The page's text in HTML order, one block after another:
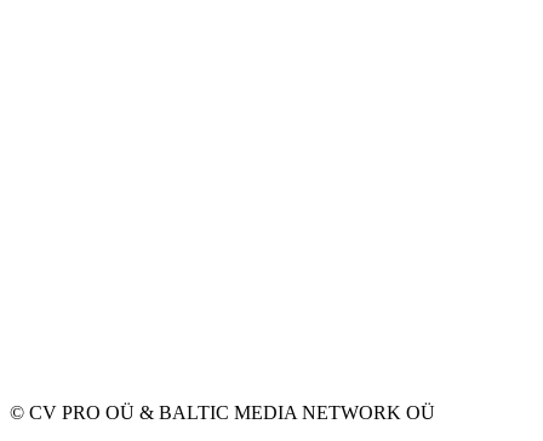
© CV PRO OÜ & BALTIC MEDIA NETWORK OÜ